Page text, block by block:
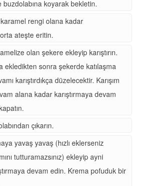
koyarak bekletin.
rengi olana kadar
ateşte eritin.
olan şekere ekleyip karıştırın.
ekledikten sonra şekerde katılaşma
karıştırdıkça düzelecektir. Karışım
alana kadar karıştırmaya devam
çıkarın.
yavaş yavaş (hızlı eklerseniz
tutturamazsınız) ekleyip ayni
devam edin. Krema pofuduk bir